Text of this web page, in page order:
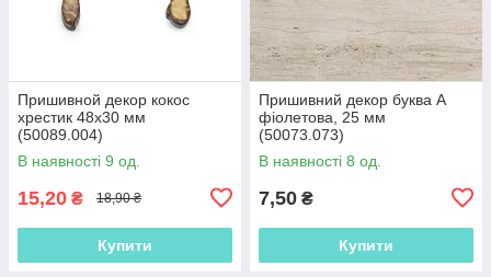
Пришивной декор кокос
хрестик 48х30 мм
(50089.004)
В наявності 9 од.
15,20 ₴ 18,90 ₴
Купити
Пришивний декор буква A
фіолетова, 25 мм
(50073.073)
В наявності 8 од.
7,50 ₴
Купити